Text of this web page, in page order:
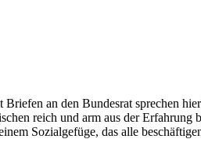
an den Bundesrat sprechen
reich und arm aus der
Sozialgefüge, das alle